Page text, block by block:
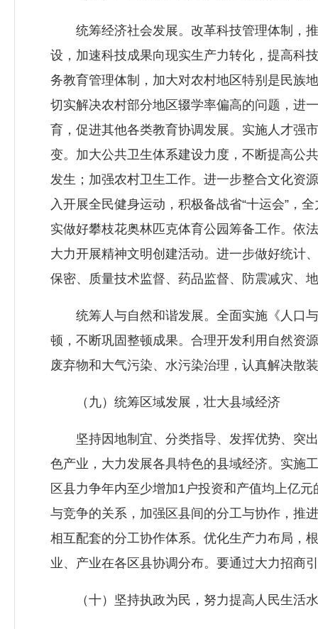
统筹经济社会发展。改革科技管理体制，推
设，加速科技成果向现实生产力转化，提高科
务教育管理体制，加大对农村地区特别是民族
切实解决农村部分地区辍学率偏高的问题，进
育，促进其他各类教育协调发展。实施人才强
变。加大公共卫生体系建设力度，不断提高公
发生；加强农村卫生工作。进一步整合文化资
入开展全民健身运动，积极备战省“十运会”，
实做好攀枝花奥林匹克体育公园筹备工作。依
大力开展精神文明创建活动。进一步做好统计
保密、质量技术监督、药品监督、防震减灾、
统筹人与自然和谐发展。全面实施《人口与
顿，不断巩固整顿成果。合理开发利用自然资
废弃物和大气污染、水污染治理，认真解决散
（九）统筹区域发展，壮大县域经济
坚持因地制宜、分类指导、发挥优势、突出
色产业，大力发展各具特色的县域经济。实施
区县力争年内至少增加1户投资和产值均上亿
与竞争的关系，加强区县间的分工与协作，推
相互配套的分工协作体系。优化生产力布局，
业、产业在各区县协调分布。要通过大力招商
（十）坚持执政为民，努力提高人民生活